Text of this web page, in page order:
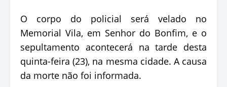
O corpo do policial será velado no
Memorial Vila, em Senhor do Bonfim, e o
sepultamento acontecerá na tarde desta
quinta-feira (23), na mesma cidade. A causa
da morte não foi informada.